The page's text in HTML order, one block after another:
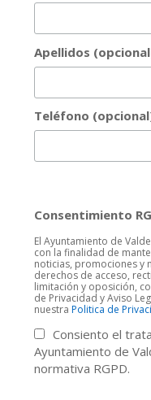
Apellidos
Teléfono
Consentimiento
El Ayuntamiento de
con la finalidad de
noticias, promociones y
derechos de acceso,
limitación y oposición,
de Privacidad y Aviso
nuestra Politica de
Consiento el
Ayuntamiento de
normativa RGPD.